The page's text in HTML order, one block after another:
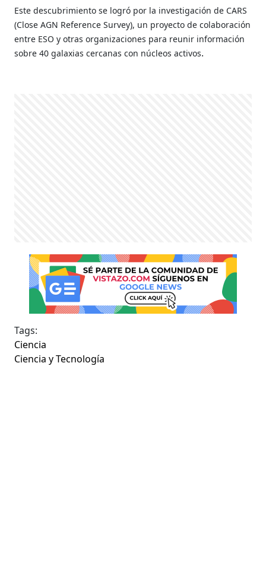
Este descubrimiento se logró por la investigación de CARS
(Close AGN Reference Survey), un proyecto de colaboración
entre ESO y otras organizaciones para reunir información
sobre 40 galaxias cercanas con núcleos activos.
Tags:
Ciencia
Ciencia y Tecnología